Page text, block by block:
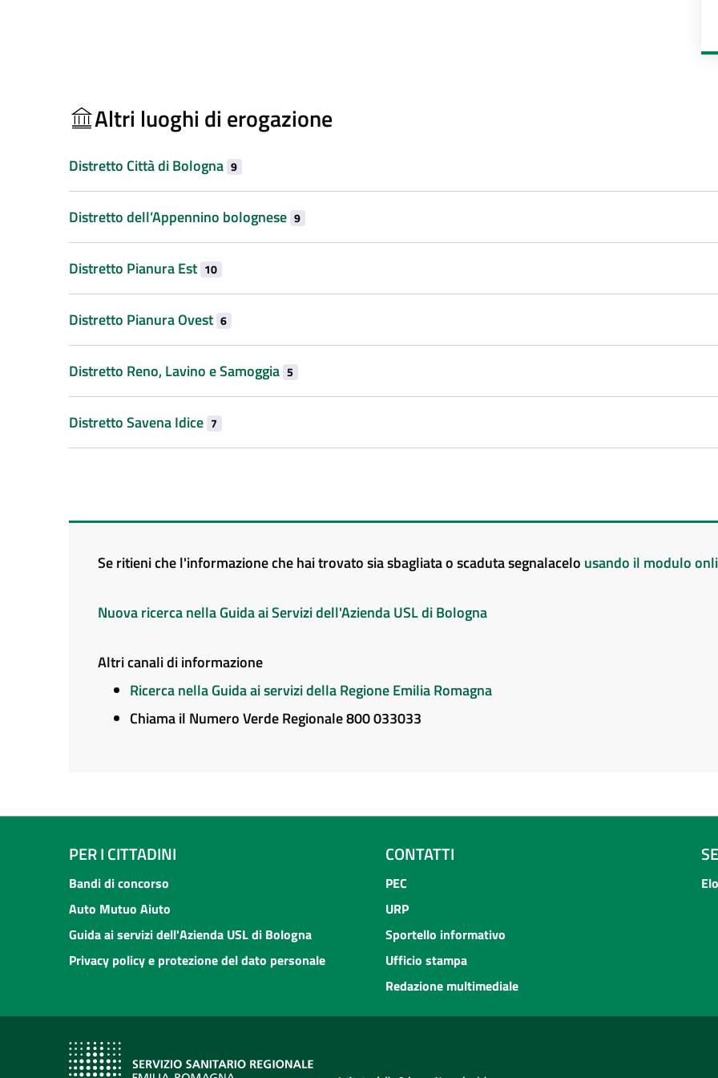
Altri luoghi di erogazione
Distretto Città di Bologna 9
Distretto dell’Appennino bolognese 9
Distretto Pianura Est 10
Distretto Pianura Ovest 6
Distretto Reno, Lavino e Samoggia 5
Distretto Savena Idice 7
Se ritieni che l'informazione che hai trovato sia sbagliata o scaduta segnalacelo usando il modulo
Nuova ricerca nella Guida ai Servizi dell'Azienda USL di Bologna
Altri canali di informazione
Ricerca nella Guida ai servizi della Regione Emilia Romagna
Chiama il Numero Verde Regionale 800 033033
PER I CITTADINI
Bandi di concorso
Auto Mutuo Aiuto
Guida ai servizi dell'Azienda USL di Bologna
Privacy policy e protezione del dato personale
CONTATTI
PEC
URP
Sportello informativo
Ufficio stampa
Redazione multimediale